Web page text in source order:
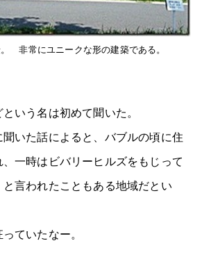
非常にユニークな形の建築である。
いう名は初めて聞いた。
いた話によると、バブルの頃に住
一時はビバリーヒルズをもじって
と言われたこともある地域だとい
ていたなー。